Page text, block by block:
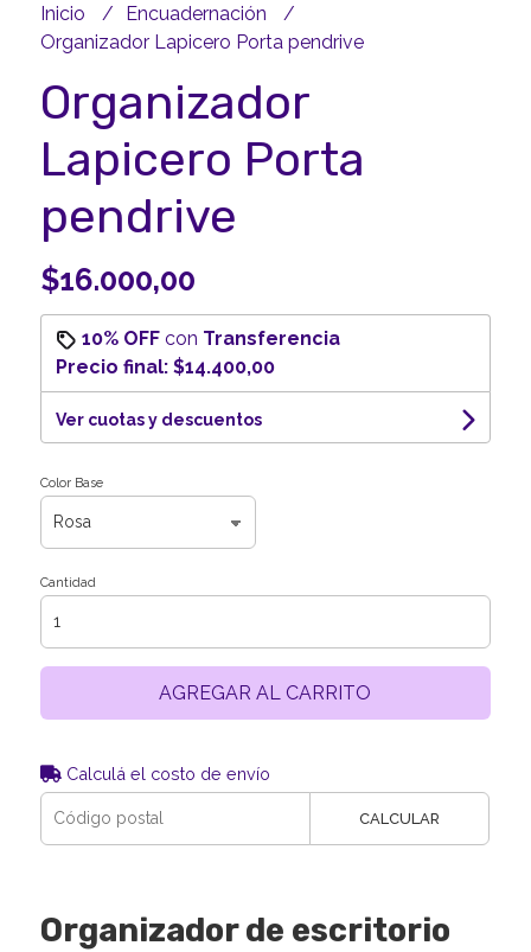
Inicio
Encuadernación
Organizador Lapicero Porta pendrive
Organizador
Lapicero Porta
pendrive
$16.000,00
10% OFFcon Transferencia
Precio final: $14.400,00
Ver cuotas y descuentos
Color Base
Cantidad
AGREGAR AL CARRITO
Calculá el costo de envío
CALCULAR
Organizador de escritorio